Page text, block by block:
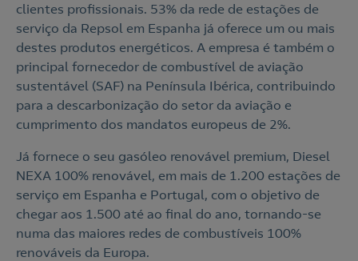
clientes profissionais. 53% da rede de estações de
serviço da Repsol em Espanha já oferece um ou mais
destes produtos energéticos. A empresa é também o
principal fornecedor de combustível de aviação
sustentável (SAF) na Península Ibérica, contribuindo
para a descarbonização do setor da aviação e
cumprimento dos mandatos europeus de 2%.
Já fornece o seu gasóleo renovável premium, Diesel
NEXA 100% renovável, em mais de 1.200 estações de
serviço em Espanha e Portugal, com o objetivo de
chegar aos 1.500 até ao final do ano, tornando-se
numa das maiores redes de combustíveis 100%
renováveis da Europa.